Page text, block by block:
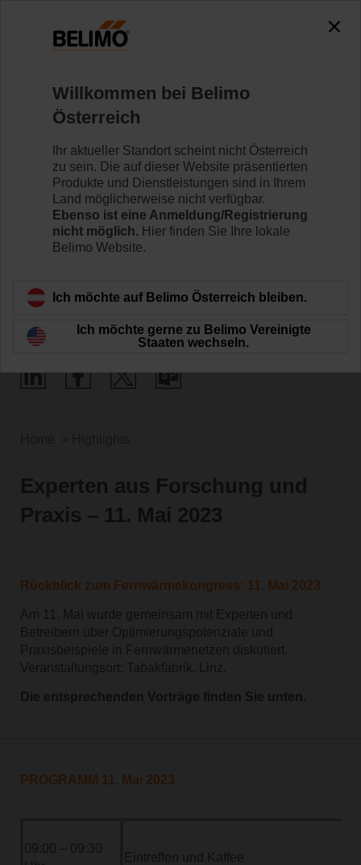
Fernwärme 2.0
Experten aus Forschung und
Praxis – 11. Mai 2023
Rückblick zum Fernwärmekongress: 11. Mai 2023
Am 11. Mai wurde gemeinsam mit Experten und
Betreibern über Optimierungspotenziale und
Praxisbeispiele in Fernwärmenetzen diskutiert.
Veranstaltungsort: Tabakfabrik, Linz.
Die entsprechenden Vorträge finden Sie unten.
PROGRAMM 11. Mai 2023
09:00 – 09:30
Eintreffen und Kaffee
Willkommen bei Belimo
Österreich
Ihr aktueller Standort scheint nicht Österreich
zu sein. Die auf dieser Website präsentierten
Produkte und Dienstleistungen sind in Ihrem
Land möglicherweise nicht verfügbar.
Ebenso ist eine Anmeldung/Registrierung
nicht möglich. Hier finden Sie Ihre lokale
Belimo Website.
Ich möchte auf Belimo Österreich bleiben.
Ich möchte gerne zu Belimo Vereinigte
Staaten wechseln.